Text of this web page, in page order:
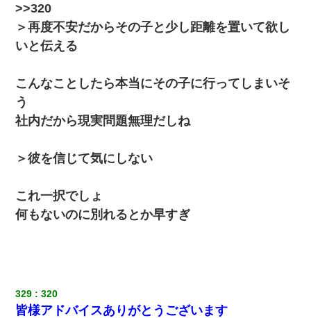
ナンパにほいほい付いていった私、地獄に落ちる
何年か前に妹は離婚している。当時生まれた姪が義弟の子じゃな
【衝撃】婚約者「兄と結婚はするけど嫁入りするわけじゃない。
お互い干渉はしないようにしましょう」→ その後に結納金の話を
したので、母が・・・
32歳ワイ、34歳の可愛い女と付き合うも現実を知ってしまい無事
死亡・・・
童貞俺、宅飲みした女友達2人を家に泊めた結果ｗｗｗｗｗｗ
きます！」
>>320
＞再度不安だからその子と少し距離を置いて欲し
いと伝える
こんなことしたら本当にその子に行ってしまいそ
う
社内だから現実問題無理だしね
＞彼を信じて気にしない
これ一択でしょ
何もないのに別れるとか早すぎ
329 320
皆様アドバイスありがとうございます